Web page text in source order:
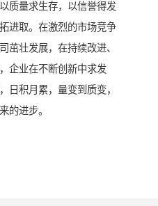
质量求生存，以信誉得发
进取。在激烈的市场竞争
茁壮发展，在持续改进、
企业在不断创新中求发
日积月累，量变到质变，
的进步。